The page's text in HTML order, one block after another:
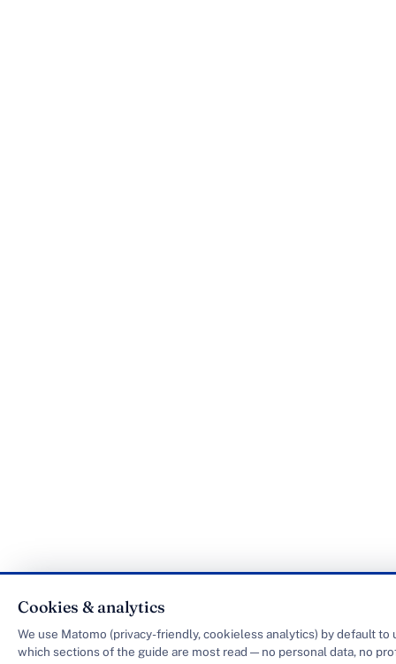
Cookies & analytics
We use Matomo (privacy-friendly, cookieless analytics) by default to
which sections of the guide are most read — no personal data, no